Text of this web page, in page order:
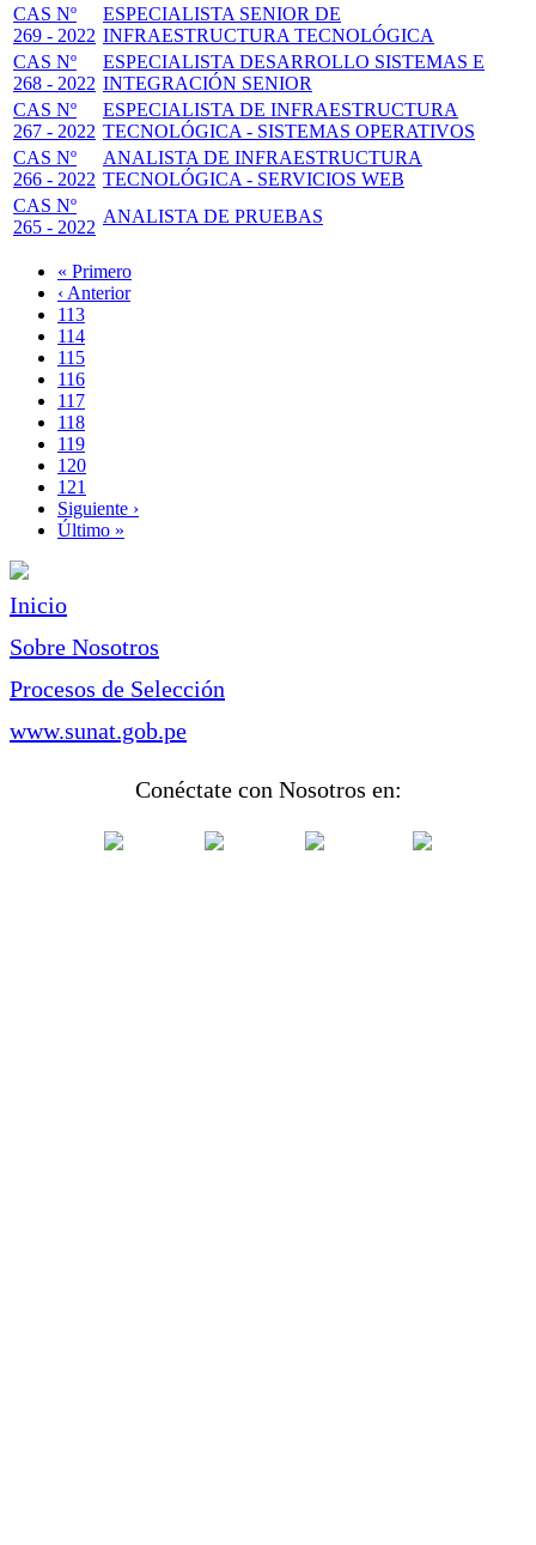
CAS Nº
269 - 2022
ESPECIALISTA SENIOR DE
INFRAESTRUCTURA TECNOLÓGICA
CAS Nº
268 - 2022
ESPECIALISTA DESARROLLO SISTEMAS E
INTEGRACIÓN SENIOR
CAS Nº
267 - 2022
ESPECIALISTA DE INFRAESTRUCTURA
TECNOLÓGICA - SISTEMAS OPERATIVOS
CAS Nº
266 - 2022
ANALISTA DE INFRAESTRUCTURA
TECNOLÓGICA - SERVICIOS WEB
CAS Nº
265 - 2022
ANALISTA DE PRUEBAS
Paginación
Primera
página
« Primero
Página
anterior
‹ Anterior
Page
113
Page
114
Page
115
Page
116
Página
actual
117
Page
118
Page
119
Page
120
Page
121
Siguiente
página
Siguiente ›
Última
Último »
Inicio
Sobre Nosotros
Procesos de Selección
www.sunat.gob.pe
Conéctate con Nosotros en: